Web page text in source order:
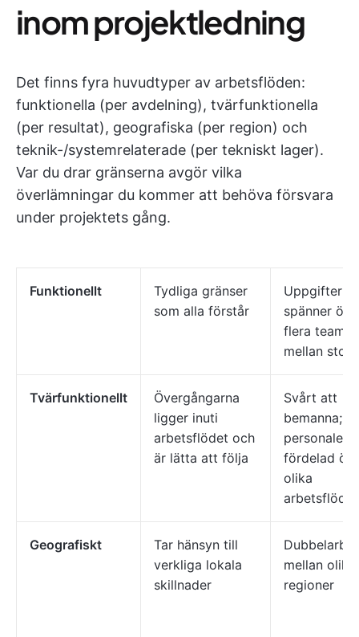
inom projektledning
Det finns fyra huvudtyper av arbetsflöden:
funktionella (per avdelning), tvärfunktionella
(per resultat), geografiska (per region) och
teknik-/systemrelaterade (per tekniskt lager).
Var du drar gränserna avgör vilka
överlämningar du kommer att behöva försvara
under projektets gång.
Funktionellt
Tydliga gränser
som alla förstår
Uppgifter
spänner
flera team
mellan
Tvärfunktionellt
Övergångarna
ligger inuti
arbetsflödet och
är lätta att följa
Svårt att
bemanna;
personalen
fördelad
olika
Geografiskt
Tar hänsyn till
verkliga lokala
skillnader
mellan olika
regioner